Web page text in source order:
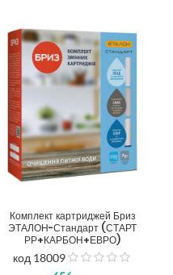
Комплект картриджей Бриз
ЭТАЛОН-Стандарт (СТАРТ
РР+КАРБОН+ЕВРО)
код 18009